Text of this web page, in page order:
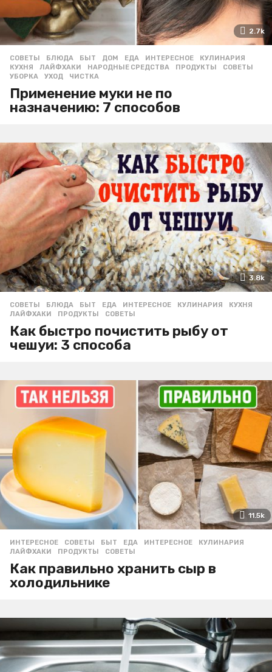
2.7k
СОВЕТЫ БЛЮДА ,БЫТ ,ДОМ ,ЕДА ,ИНТЕРЕСНОЕ ,КУЛИНАРИЯ
КУХНЯ
,ЛАЙФХАКИ ,НАРОДНЫЕ СРЕДСТВА ,ПРОДУКТЫ ,СОВЕТЫ
УБОРКА
,УХОД ,ЧИСТКА
Применение муки не по
назначению: 7 способов
3.8k
СОВЕТЫ БЛЮДА ,БЫТ ,ЕДА ,ИНТЕРЕСНОЕ ,КУЛИНАРИЯ ,КУХНЯ
ЛАЙФХАКИ
,ПРОДУКТЫ ,СОВЕТЫ
Как быстро почистить рыбу от
чешуи: 3 способа
11.5k
ИНТЕРЕСНОЕ ,СОВЕТЫ БЫТ ,ЕДА ,ИНТЕРЕСНОЕ ,КУЛИНАРИЯ
ЛАЙФХАКИ
,ПРОДУКТЫ ,СОВЕТЫ
Как правильно хранить сыр в
холодильнике